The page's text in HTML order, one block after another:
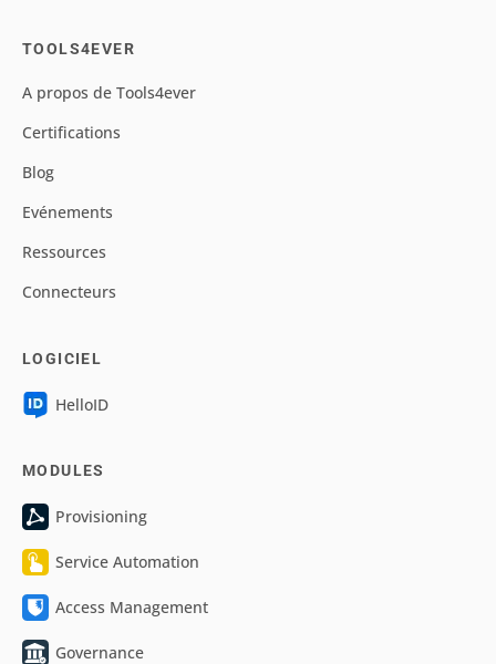
TOOLS4EVER
A propos de Tools4ever
Certifications
Blog
Evénements
Ressources
Connecteurs
LOGICIEL
HelloID
MODULES
Provisioning
Service Automation
Access Management
Governance